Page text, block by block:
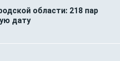
области: 218 пар
дату